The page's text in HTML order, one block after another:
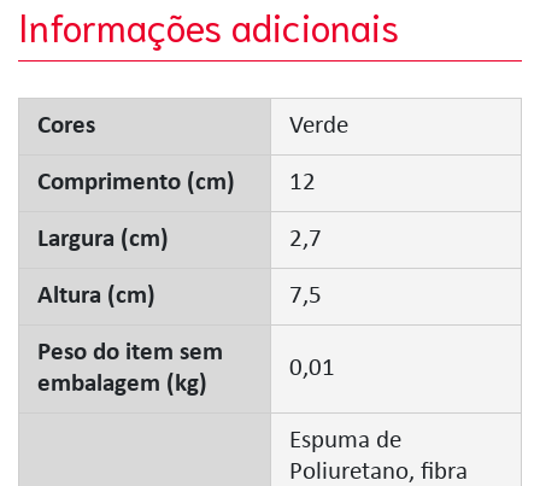
Informações adicionais
Cores Verde
Comprimento (cm) 12
Largura (cm) 2,7
Altura (cm) 7,5
Peso do item sem
embalagem (kg)
0,01
Espuma de
Poliuretano, fibra